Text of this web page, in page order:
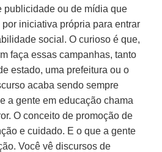
publicidade ou de mídia que
iniciativa própria para entrar
social. O curioso é que,
faça essas campanhas, tanto
estado, uma prefeitura ou o
acaba sendo sempre
a gente em educação chama
O conceito de promoção de
e cuidado. E o que a gente
Você vê discursos de